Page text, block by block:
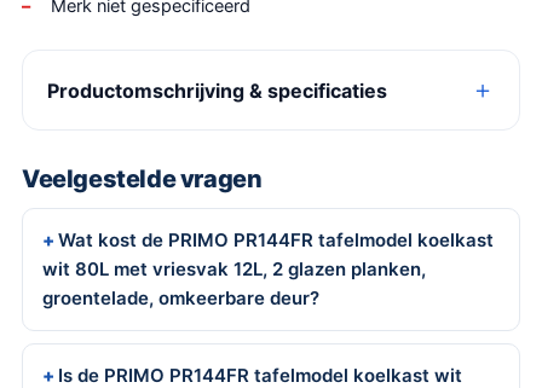
Merk niet gespecificeerd
Productomschrijving & specificaties
Veelgestelde vragen
Wat kost de PRIMO PR144FR tafelmodel koelkast
wit 80L met vriesvak 12L, 2 glazen planken,
groentelade, omkeerbare deur?
Is de PRIMO PR144FR tafelmodel koelkast wit